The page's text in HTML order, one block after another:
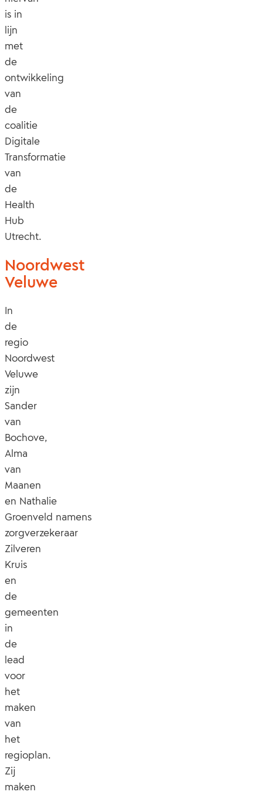
is in
lijn
met
de
ontwikkeling
van
de
coalitie
Digitale
Transformatie
van
de
Health
Hub
Utrecht.
Noordwest
Veluwe
In
de
regio
Noordwest
Veluwe
zijn
Sander
van
Bochove,
Alma
van
Maanen
en Nathalie
Groenveld namens
zorgverzekeraar
Zilveren
Kruis
en
de
gemeenten
in
de
lead
voor
het
maken
van
het
regioplan.
Zij
maken